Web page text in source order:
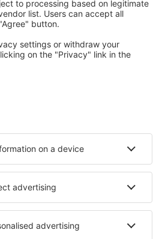
(FMO)
Lippstadt (PAD)